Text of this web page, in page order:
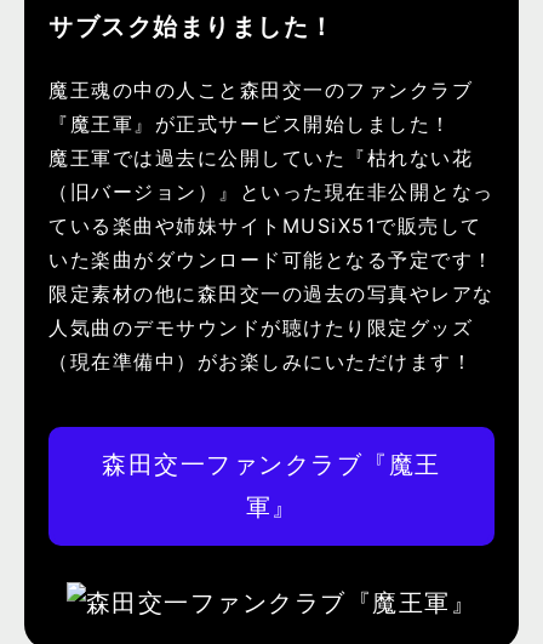
サブスク始まりました！
魔王魂の中の人こと森田交一のファンクラブ
『魔王軍』が正式サービス開始しました！
魔王軍では過去に公開していた『枯れない花
（旧バージョン）』といった現在非公開となっ
ている楽曲や姉妹サイトMUSiX51で販売して
いた楽曲がダウンロード可能となる予定です！
限定素材の他に森田交一の過去の写真やレアな
人気曲のデモサウンドが聴けたり限定グッズ
（現在準備中）がお楽しみにいただけます！
森田交一ファンクラブ『魔王
軍』